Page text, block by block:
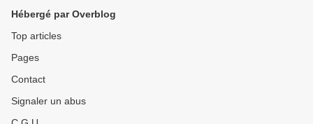
Hébergé par Overblog
Top articles
Pages
Contact
Signaler un abus